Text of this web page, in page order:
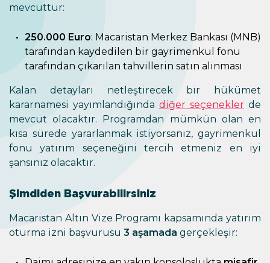
mevcuttur:
250.000 Euro: Macaristan Merkez Bankası (MNB)
tarafından kaydedilen bir gayrimenkul fonu
tarafından çıkarılan tahvillerin satın alınması
Kalan detayları netleştirecek bir hükümet
kararnamesi yayımlandığında diğer seçenekler de
mevcut olacaktır. Programdan mümkün olan en
kısa sürede yararlanmak istiyorsanız, gayrimenkul
fonu yatırım seçeneğini tercih etmeniz en iyi
şansınız olacaktır.
Şimdiden Başvurabilirsiniz
Macaristan Altın Vize Programı kapsamında yatırım
oturma izni başvurusu 3 aşamada gerçekleşir: